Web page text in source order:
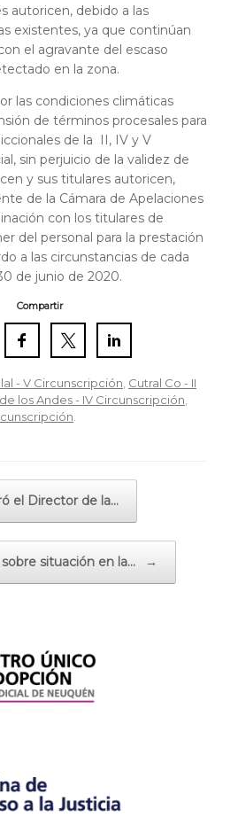
autoricen, debido a las
existentes, ya que continúan
el agravante del escaso
en la zona.
las condiciones climáticas
de términos procesales para
de la II, IV y V
sin perjuicio de la validez de
y sus titulares autoricen,
de la Cámara de Apelaciones
con los titulares de
del personal para la prestación
a las circunstancias de cada
de junio de 2020.
Compartir
- V Circunscripción Cutral Co - II
los Andes - IV Circunscripción
el Director de la…
situación en la… →